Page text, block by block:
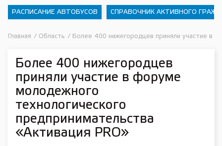
РАСПИСАНИЕ АВТОБУСОВ СПРАВОЧНИК АКТИВНОГО
Главная / Область / Более 400 нижегородцев приняли участие в
Более 400 нижегородцев
приняли участие в форуме
молодежного
технологического
предпринимательства
«Активация PRO»